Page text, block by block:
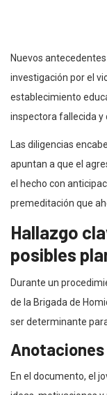
Nuevos
investigación por el
establecimiento
inspectora fallecida y
Las diligencias
apuntan a que el
el hecho con
premeditación que
Hallazgo
posibles
Durante un
de la Brigada de
ser determinante
Anotaciones
En el documento, el